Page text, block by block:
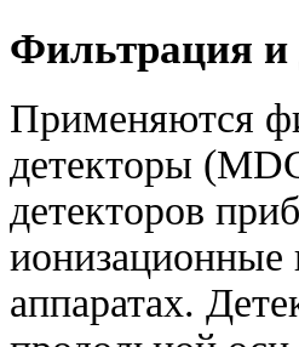
Фильтрация и
Применяются
детекторы
детекторов
аппаратах.